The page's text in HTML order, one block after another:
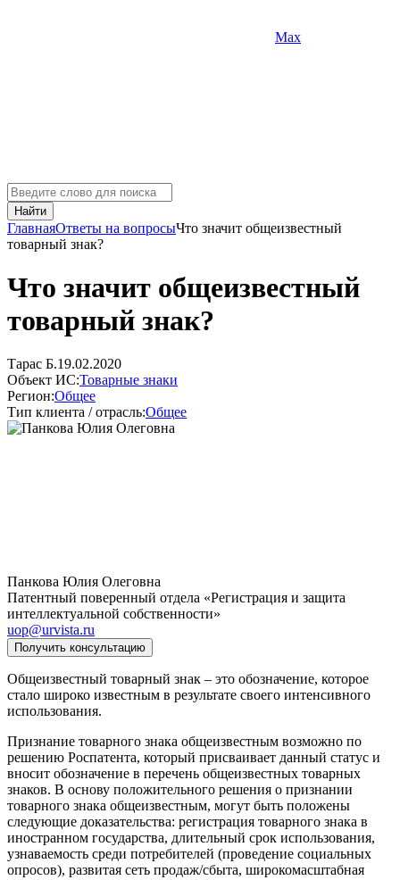
Max
Найти
ГлавнаяОтветы на вопросыЧто значит общеизвестный
товарный знак?
Что значит общеизвестный
товарный знак?
Тарас Б.19.02.2020
Объект ИС:Товарные знаки
Регион:Общее
Тип клиента / отрасль:Общее
Панкова Юлия Олеговна
Патентный поверенный отдела «Регистрация и защита
интеллектуальной собственности»
uop@urvista.ru
Получить консультацию
Общеизвестный товарный знак – это обозначение, которое
стало широко известным в результате своего интенсивного
использования.
Признание товарного знака общеизвестным возможно по
решению Роспатента, который присваивает данный статус и
вносит обозначение в перечень общеизвестных товарных
знаков. В основу положительного решения о признании
товарного знака общеизвестным, могут быть положены
следующие доказательства: регистрация товарного знака в
иностранном государства, длительный срок использования,
узнаваемость среди потребителей (проведение социальных
опросов), развитая сеть продаж/сбыта, широкомасштабная